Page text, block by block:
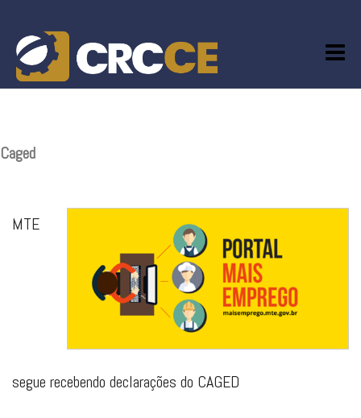
content
Caged
MTE
segue recebendo declarações do CAGED